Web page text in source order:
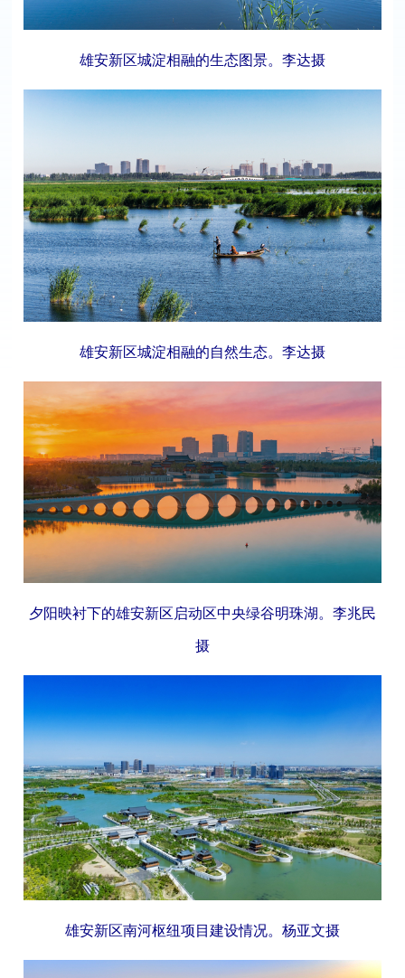
雄安新区城淀相融的生态图景。李达摄
雄安新区城淀相融的自然生态。李达摄
夕阳映衬下的雄安新区启动区中央绿谷明珠湖。李兆民
摄
雄安新区南河枢纽项目建设情况。杨亚文摄